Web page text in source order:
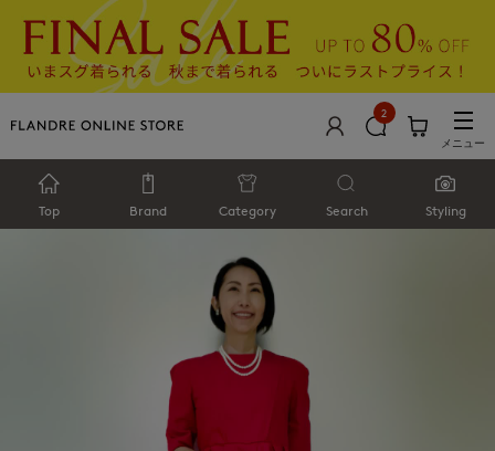
2
メニュー
Top Brand Category Search Styling